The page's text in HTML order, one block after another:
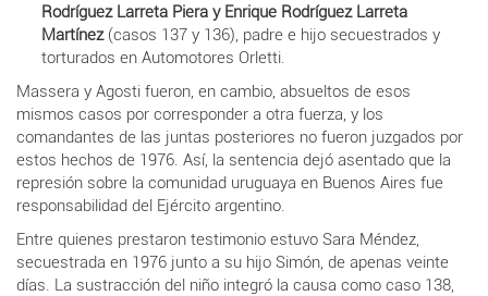
Rodríguez Larreta Piera y Enrique Rodríguez Larreta
Martínez(casos 137 y 136), padre e hijo secuestrados y
torturados en Automotores Orletti.
Massera y Agosti fueron, en cambio, absueltos de esos
mismos casos por corresponder a otra fuerza, y los
comandantes de las juntas posteriores no fueron juzgados por
estos hechos de 1976. Así, la sentencia dejó asentado que la
represión sobre la comunidad uruguaya en Buenos Aires fue
responsabilidad del Ejército argentino.
Entre quienes prestaron testimonio estuvo Sara Méndez,
secuestrada en 1976 junto a su hijo Simón, de apenas veinte
días. La sustracción del niño integró la causa como caso 138,